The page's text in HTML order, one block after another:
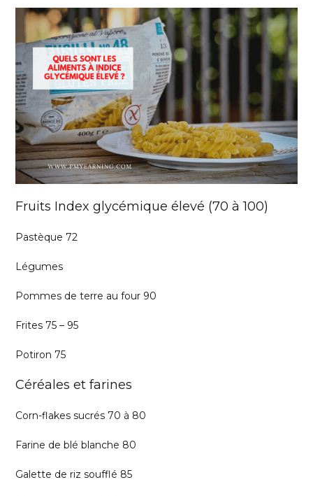
Fruits Index glycémique élevé (70 à 100)
Pastèque 72
Légumes
Pommes de terre au four 90
Frites 75 – 95
Potiron 75
Céréales et farines
Corn-flakes sucrés 70 à 80
Farine de blé blanche 80
Galette de riz soufflé 85